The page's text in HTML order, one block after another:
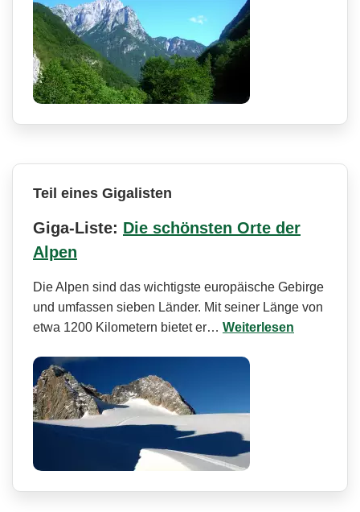
Teil eines Gigalisten
Giga-Liste: Die schönsten Orte der
Alpen
Die Alpen sind das wichtigste europäische Gebirge
und umfassen sieben Länder. Mit seiner Länge von
etwa 1200 Kilometern bietet er… Weiterlesen